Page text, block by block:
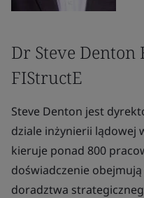
Dr Steve Denton
FIStructE
Steve Denton jest
dziale inżynierii lądowej
kieruje ponad 800
doświadczenie
doradztwa